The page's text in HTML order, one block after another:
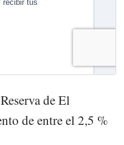
de El
de entre el 2,5 %